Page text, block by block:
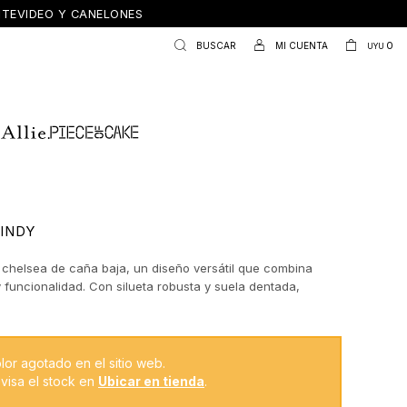
Y CANELONES
UYU 0
de caña baja, un diseño versátil que combina
Con silueta robusta y suela dentada,
estética moderna y urbana ideal para acompañar looks
trasero suma practicidad. El contraste entre el acabado
texturizado en relieve aporta un detalle distintivo que
agotado en el sitio web.
el stock en Ubicar en tienda.